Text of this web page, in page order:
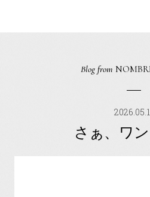
Blog from
さぁ、ワ